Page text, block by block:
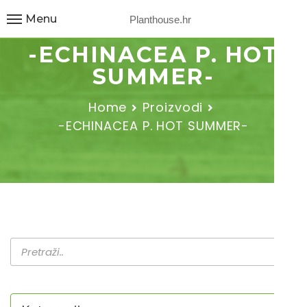
Planthouse.hr
Menu
-ECHINACEA P. HOT
SUMMER-
Home
Proizvodi
-ECHINACEA P. HOT SUMMER-